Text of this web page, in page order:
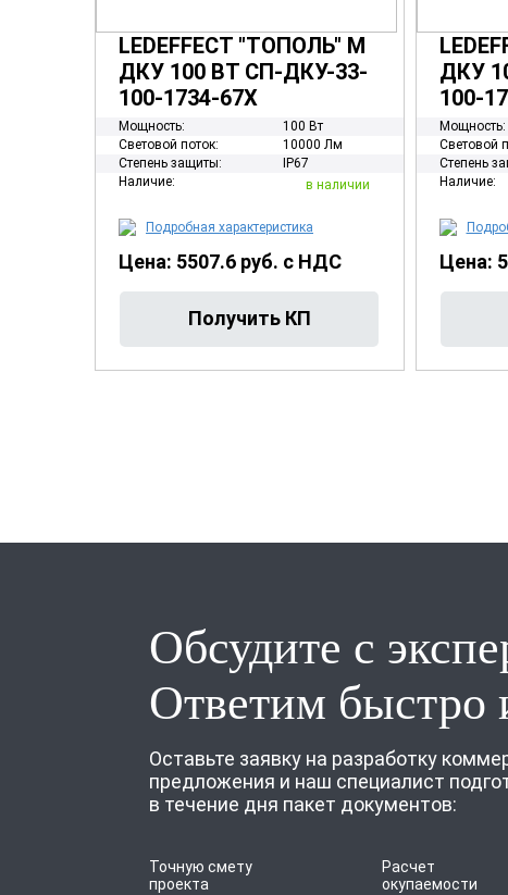
LEDEFFECT "ТОПОЛЬ" М
ДКУ 100 ВТ СП-ДКУ-33-
100-1734-67Х
Мощность:
100 Вт
Световой поток:
10000 Лм
Степень защиты:
IP67
Наличие:
в наличии
Подробная характеристика
Цена: 5507.6 руб. с НДС
ДКУ
100-
Мощность:
Световой
Степень
Наличие:
Цена:
Обсудите с
Ответим быстро
Оставьте заявку на разработку
предложения и наш специалист
в течение дня пакет документов:
Точную смету
проекта
Расчет
окупаемости